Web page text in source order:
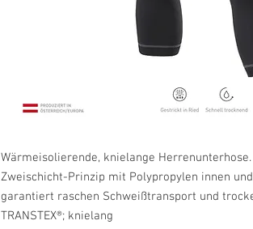
Wärmeisolierende, knielange
Zweischicht-Prinzip mit Polypropylen innen
garantiert raschen Schweißtransport und
TRANSTEX®; knielang